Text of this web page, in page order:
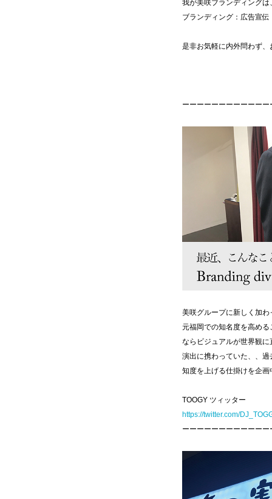
我が美咲ブランディング
ブランディング：広告宣
是非お気軽に内外問わず
ーーーーーーーーーーー
美咲グループに新しく加
元福岡での知名度を高め
ならビジュアルが世界観
演出に携わっていた、、
知度を上げる仕掛けを企
TOOGY ツィッター
https://twitter.com/
ーーーーーーーーーーー